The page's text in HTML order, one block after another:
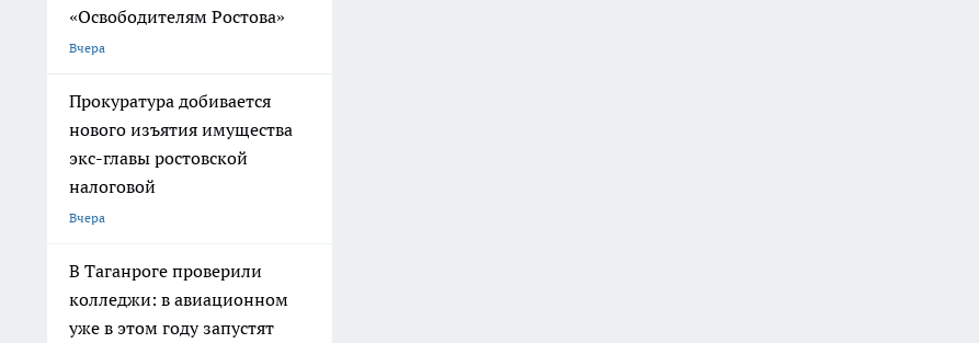
«Освободителям Ростова»
Вчера
Прокуратура добивается
нового изъятия имущества
экс-главы ростовской
налоговой
Вчера
В Таганроге проверили
колледжи: в авиационном
уже в этом году запустят